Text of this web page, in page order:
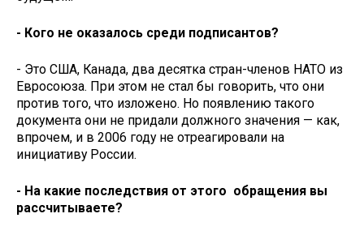
- Кого не оказалось среди подписантов?
- Это США, Канада, два десятка стран-членов НАТО из
Евросоюза. При этом не стал бы говорить, что они
против того, что изложено. Но появлению такого
документа они не придали должного значения — как,
впрочем, и в 2006 году не отреагировали на
инициативу России.
- На какие последствия от этого обращения вы
рассчитываете?